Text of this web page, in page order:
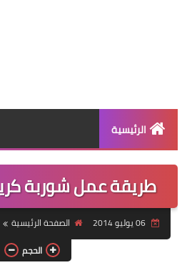
الرئيسية
طريقة عمل شوربة
06 يوليو 2014 الصفحة الرئيسية
الحجم